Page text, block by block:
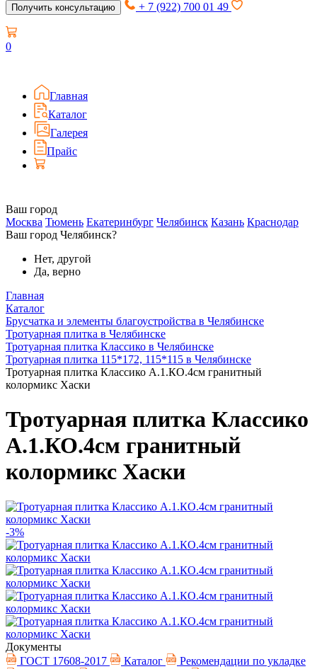
Получить консультацию + 7 (922) 700 01 49
0
Главная
Каталог
Галерея
Прайс
Ваш город
Москва Тюмень Екатеринбург Челябинск Казань Краснодар
Ваш город Челябинск?
Нет, другой
Да, верно
Главная
Каталог
Брусчатка и элементы благоустройства в Челябинске
Тротуарная плитка в Челябинске
Тротуарная плитка Классико в Челябинске
Тротуарная плитка 115*172, 115*115 в Челябинске
Тротуарная плитка Классико А.1.КО.4см гранитный
колормикс Хаски
Тротуарная плитка Классико
А.1.КО.4см гранитный
колормикс Хаски
-3%
Документы
ГОСТ 17608-2017
Каталог
Рекомендации по укладке